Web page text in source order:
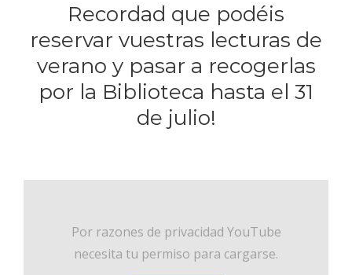
Recordad que podéis
reservar vuestras lecturas de
verano y pasar a recogerlas
por la Biblioteca hasta el 31
de julio!
Por razones de privacidad YouTube
necesita tu permiso para cargarse.